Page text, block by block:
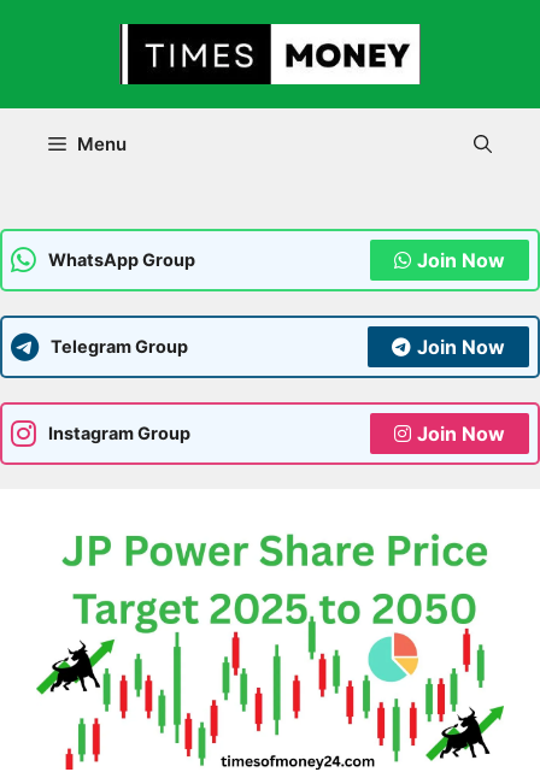
Menu
WhatsApp Group Join Now
Telegram Group Join Now
Instagram Group Join Now